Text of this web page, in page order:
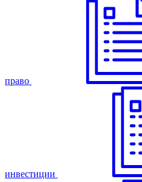
право
инвестиции